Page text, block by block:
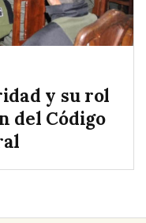
y su rol
del Código